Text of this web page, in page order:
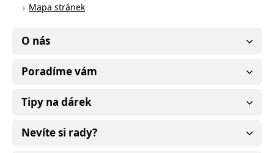
Mapa stránek
O nás
Poradíme vám
Tipy na dárek
Nevíte si rady?